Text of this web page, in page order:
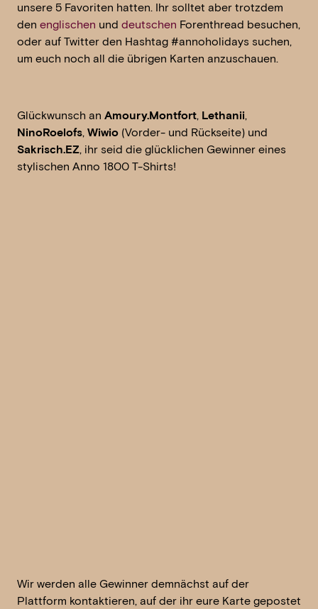
unsere 5 Favoriten hatten. Ihr solltet aber trotzdem
den englischen und deutschen Forenthread besuchen,
oder auf Twitter den Hashtag #annoholidays suchen,
um euch noch all die übrigen Karten anzuschauen.
Glückwunsch an Amoury.Montfort, Lethanii,
NinoRoelofs, Wiwio (Vorder- und Rückseite) und
Sakrisch.EZ, ihr seid die glücklichen Gewinner eines
stylischen Anno 1800 T-Shirts!
Wir werden alle Gewinner demnächst auf der
Plattform kontaktieren, auf der ihr eure Karte gepostet